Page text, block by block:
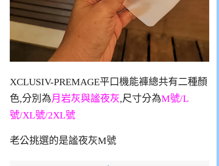
XCLUSIV-PREMAGE平口機能褲總共有二種顏
色,分別為月岩灰與謐夜灰,尺寸分為M號/L
號/XL號/2XL號
老公挑選的是謐夜灰M號